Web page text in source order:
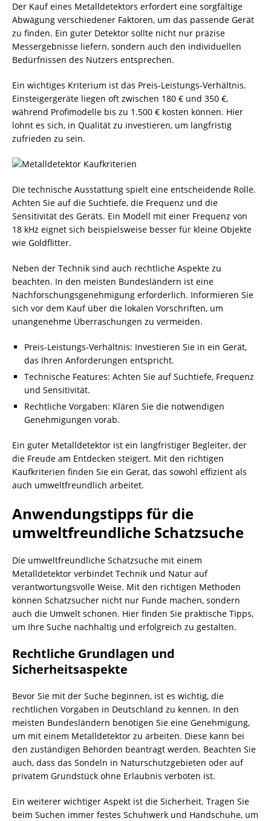
Der Kauf eines Metalldetektors erfordert eine sorgfältige
Abwägung verschiedener Faktoren, um das passende Gerät
zu finden. Ein guter Detektor sollte nicht nur präzise
Messergebnisse liefern, sondern auch den individuellen
Bedürfnissen des Nutzers entsprechen.
Ein wichtiges Kriterium ist das Preis-Leistungs-Verhältnis.
Einsteigergeräte liegen oft zwischen 180 € und 350 €,
während Profimodelle bis zu 1.500 € kosten können. Hier
lohnt es sich, in Qualität zu investieren, um langfristig
zufrieden zu sein.
Die technische Ausstattung spielt eine entscheidende Rolle.
Achten Sie auf die Suchtiefe, die Frequenz und die
Sensitivität des Geräts. Ein Modell mit einer Frequenz von
18 kHz eignet sich beispielsweise besser für kleine Objekte
wie Goldflitter.
Neben der Technik sind auch rechtliche Aspekte zu
beachten. In den meisten Bundesländern ist eine
Nachforschungsgenehmigung erforderlich. Informieren Sie
sich vor dem Kauf über die lokalen Vorschriften, um
unangenehme Überraschungen zu vermeiden.
Preis-Leistungs-Verhältnis: Investieren Sie in ein Gerät,
das Ihren Anforderungen entspricht.
Technische Features: Achten Sie auf Suchtiefe, Frequenz
und Sensitivität.
Rechtliche Vorgaben: Klären Sie die notwendigen
Genehmigungen vorab.
Ein guter Metalldetektor ist ein langfristiger Begleiter, der
die Freude am Entdecken steigert. Mit den richtigen
Kaufkriterien finden Sie ein Gerät, das sowohl effizient als
auch umweltfreundlich arbeitet.
Anwendungstipps für die
umweltfreundliche Schatzsuche
Die umweltfreundliche Schatzsuche mit einem
Metalldetektor verbindet Technik und Natur auf
verantwortungsvolle Weise. Mit den richtigen Methoden
können Schatzsucher nicht nur Funde machen, sondern
auch die Umwelt schonen. Hier finden Sie praktische Tipps,
um Ihre Suche nachhaltig und erfolgreich zu gestalten.
Rechtliche Grundlagen und
Sicherheitsaspekte
Bevor Sie mit der Suche beginnen, ist es wichtig, die
rechtlichen Vorgaben in Deutschland zu kennen. In den
meisten Bundesländern benötigen Sie eine Genehmigung,
um mit einem Metalldetektor zu arbeiten. Diese kann bei
den zuständigen Behörden beantragt werden. Beachten Sie
auch, dass das Sondeln in Naturschutzgebieten oder auf
privatem Grundstück ohne Erlaubnis verboten ist.
Ein weiterer wichtiger Aspekt ist die Sicherheit. Tragen Sie
beim Suchen immer festes Schuhwerk und Handschuhe, um